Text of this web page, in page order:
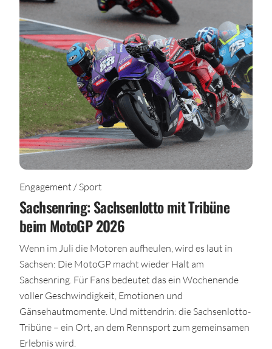
Engagement / Sport
Sachsenring: Sachsenlotto mit Tribüne
beim MotoGP 2026
Wenn im Juli die Motoren aufheulen, wird es laut in
Sachsen: Die MotoGP macht wieder Halt am
Sachsenring. Für Fans bedeutet das ein Wochenende
voller Geschwindigkeit, Emotionen und
Gänsehautmomente. Und mittendrin: die Sachsenlotto-
Tribüne – ein Ort, an dem Rennsport zum gemeinsamen
Erlebnis wird.